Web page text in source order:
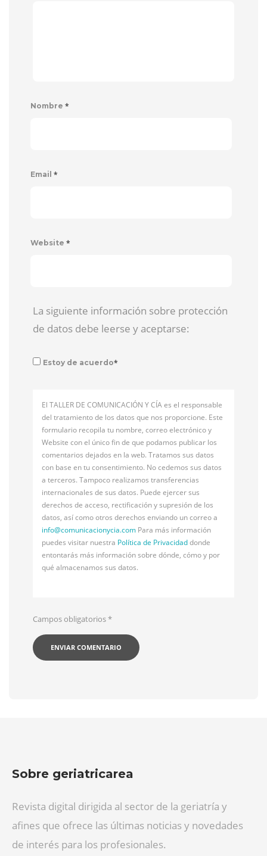
Nombre *
Email *
Website *
La siguiente información sobre protección
de datos debe leerse y aceptarse:
Estoy de acuerdo*
El TALLER DE COMUNICACIÓN Y CÍA es el responsable
del tratamiento de los datos que nos proporcione. Este
formulario recopila tu nombre, correo electrónico y
Website con el único fin de que podamos publicar los
comentarios dejados en la web. Tratamos sus datos
con base en tu consentimiento. No cedemos sus datos
a terceros. Tampoco realizamos transferencias
internacionales de sus datos. Puede ejercer sus
derechos de acceso, rectificación y supresión de los
datos, así como otros derechos enviando un correo a
info@comunicacionycia.com Para más información
puedes visitar nuestra Política de Privacidaddonde
entontarás más información sobre dónde, cómo y por
qué almacenamos sus datos.
Campos obligatorios*
Sobre geriatricarea
Revista digital dirigida al sector de la geriatría y
afines que ofrece las últimas noticias y novedades
de interés para los profesionales.